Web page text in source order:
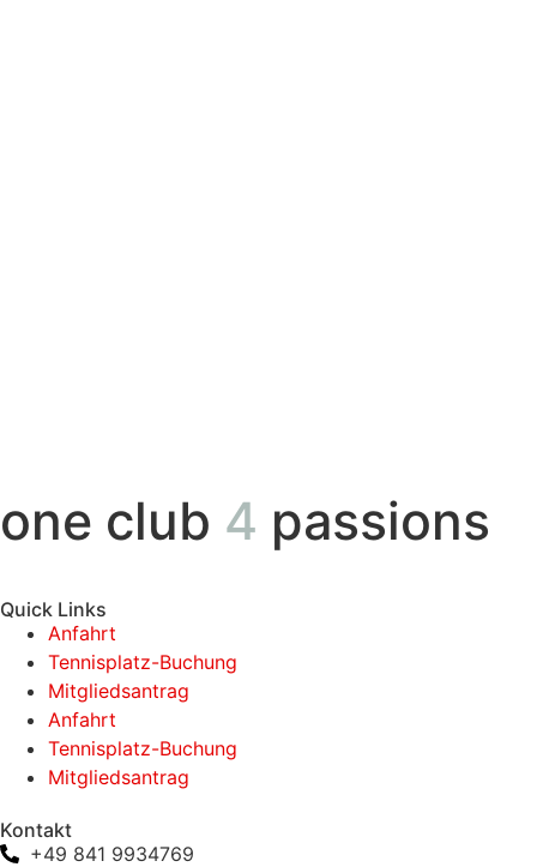
one club 4 passions
Quick Links
Anfahrt
Tennisplatz-Buchung
Mitgliedsantrag
Anfahrt
Tennisplatz-Buchung
Mitgliedsantrag
Kontakt
+49 841 9934769